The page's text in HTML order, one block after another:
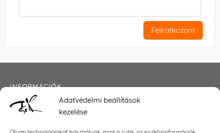
Adatvédelmi beállítások
kezelése
Feliratkozom
INFORMÁCIÓK
Általános szerződési feltételek
Impresszum